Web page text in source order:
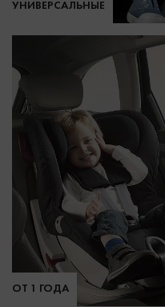
УНИВЕРСАЛЬНЫЕ
ОТ 1 ГОДА